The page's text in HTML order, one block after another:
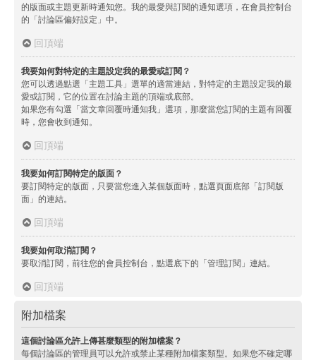
的版面或主題更新時通知您。我的最愛與訂閱的通知選項，在會員控制台
的「討論區偏好設定」中。
回頂端
我要如何對特定的主題設定我的最愛或訂閱？
您可以透過點選「主題工具」選單的適當連結，對特定的主題設定我的最
愛或訂閱，它的位置在討論主題的頂端或底部。
如果您有勾選「當文章回覆時通知我」選項，那麼當您訂閱的主題有回覆
時，您會收到通知。
回頂端
我要如何訂閱特定的版面？
要訂閱特定的版面，只要當您進入某個版面時，點選頁面底部「訂閱版
面」的連結。
回頂端
我要如何取消訂閱？
要取消訂閱，前往您的會員控制台，點選底下的「管理訂閱」連結。
回頂端
附加檔案
這個討論區允許上傳甚麼類型的附加檔案？
每個討論區的管理員可以允許或禁止某種附加檔案類型。如果您不確定哪